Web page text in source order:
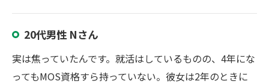
20代男性 Nさん
実は焦っていたんです。就活はしているものの、4年にな
ってもMOS資格すら持っていない。彼女は2年のときに